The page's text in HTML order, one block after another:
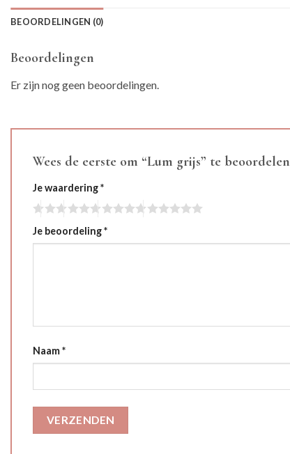
BEOORDELINGEN (0)
Beoordelingen
Er zijn nog geen beoordelingen.
Wees de eerste om “Lum grijs” te beoordelen
Je waardering*
Je beoordeling*
Naam*